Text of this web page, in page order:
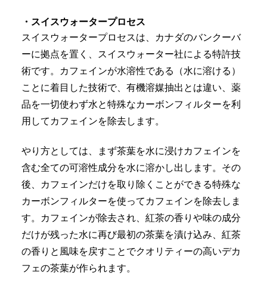
・スイスウォータープロセス
スイスウォータープロセスは、カナダのバンクーバ
ーに拠点を置く、スイスウォーター社による特許技
術です。カフェインが水溶性である（水に溶ける）
ことに着目した技術で、有機溶媒抽出とは違い、薬
品を一切使わず水と特殊なカーボンフィルターを利
用してカフェインを除去します。
やり方としては、まず茶葉を水に浸けカフェインを
含む全ての可溶性成分を水に溶かし出します。その
後、カフェインだけを取り除くことができる特殊な
カーボンフィルターを使ってカフェインを除去しま
す。カフェインが除去され、紅茶の香りや味の成分
だけが残った水に再び最初の茶葉を漬け込み、紅茶
の香りと風味を戻すことでクオリティーの高いデカ
フェの茶葉が作られます。